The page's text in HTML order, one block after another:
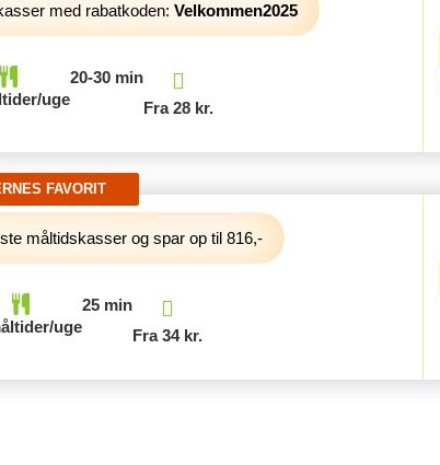
med rabatkoden: Velkommen2025
uge
20-30 min
Fra 28 kr.
måltidskasser og spar op til 816,-
uge
25 min
Fra 34 kr.